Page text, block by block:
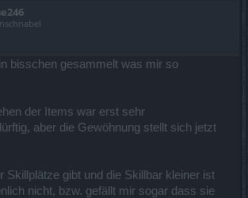
bisschen gesammelt was mir so
der Items war erst sehr
aber die Gewöhnung stellt sich jetzt
Skillplätze gibt und die Skillbar kleiner ist
nicht, bzw. gefällt mir sogar dass sie